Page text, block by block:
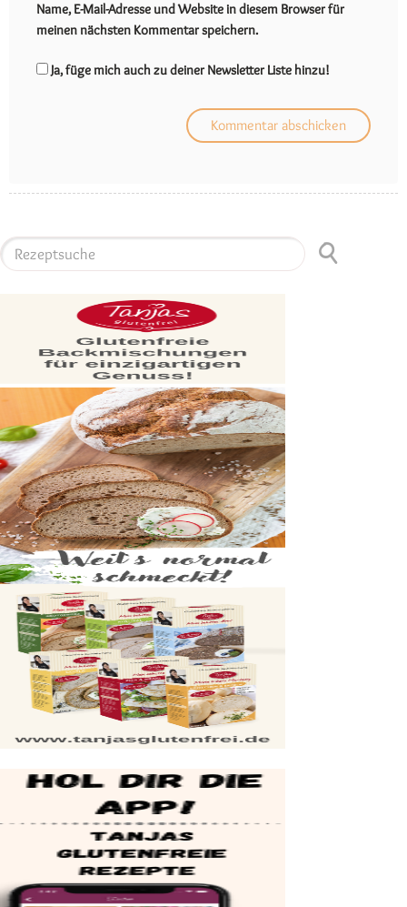
Name, E-Mail-Adresse und Website in diesem Browser für
meinen nächsten Kommentar speichern.
Ja, füge mich auch zu deiner Newsletter Liste hinzu!